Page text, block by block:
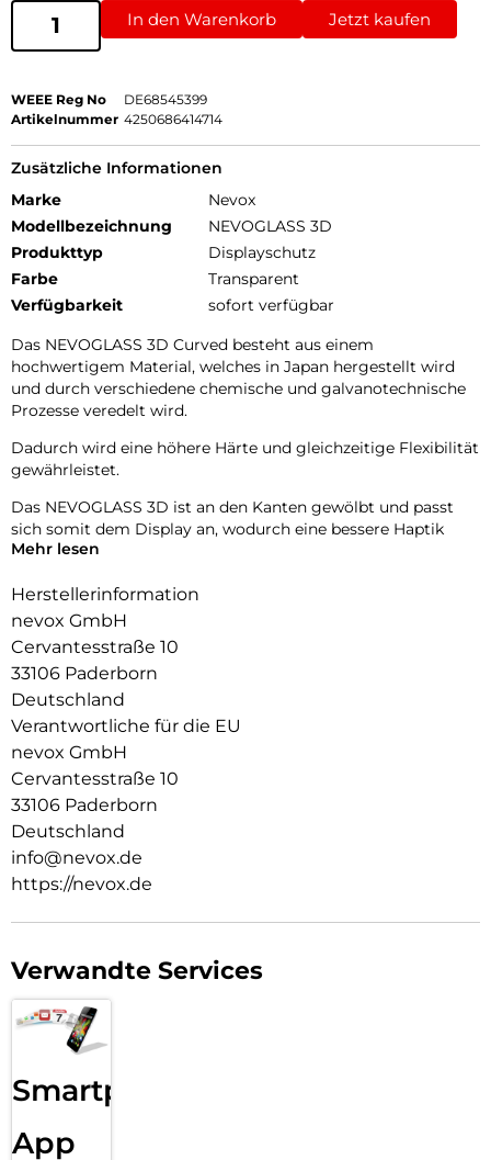
In den Warenkorb Jetzt kaufen
WEEE Reg No
DE68545399
Artikelnummer 4250686414714
Zusätzliche Informationen
Marke
Nevox
Modellbezeichnung
NEVOGLASS 3D
Produkttyp
Displayschutz
Farbe
Transparent
Verfügbarkeit
sofort verfügbar
Das NEVOGLASS 3D Curved besteht aus einem
hochwertigem Material, welches in Japan hergestellt wird
und durch verschiedene chemische und galvanotechnische
Prozesse veredelt wird.
Dadurch wird eine höhere Härte und gleichzeitige Flexibilität
gewährleistet.
Das NEVOGLASS 3D ist an den Kanten gewölbt und passt
sich somit dem Display an, wodurch eine bessere Haptik
erzielt.
Durch die Umformungen wird das komplette Display
zuverlässig geschützt.
9H Härtegrad
Resistent gegen Kratzer
Fettabweisende Beschichtung
ULTRA-dünnes gehärtetes Glas aus Japan
Keine Beeinträchtigung der Touch Bedienung
Glasdicke – 0.33mm
Eckenradius – 2.5D
Mehr lesen
Herstellerinformation
nevox GmbH
Cervantesstraße 10
33106 Paderborn
Deutschland
Verantwortliche für die EU
nevox GmbH
Cervantesstraße 10
33106 Paderborn
Deutschland
info@nevox.de
https://nevox.de
Verwandte Services
Smartphone
App